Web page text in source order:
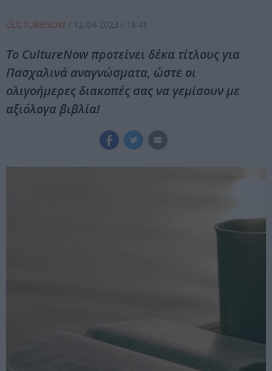
CULTURENOW / 12-04-2023 / 16:41
Το CultureNow προτείνει δέκα τίτλους για
Πασχαλινά αναγνώσματα, ώστε οι
ολιγοήμερες διακοπές σας να γεμίσουν με
αξιόλογα βιβλία!